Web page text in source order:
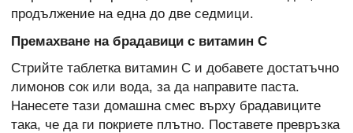
продължение на една до две седмици.
Премахване на брадавици с витамин С
Стрийте таблетка витамин С и добавете достатъчно
лимонов сок или вода, за да направите паста.
Нанесете тази домашна смес върху брадавиците
така, че да ги покриете плътно. Поставете превръзка